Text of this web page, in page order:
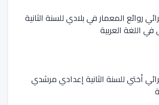
روائع المعمار في بلادي للسنة الثانية
اللغة العربية
أختي للسنة الثانية إعدادي مرشدي